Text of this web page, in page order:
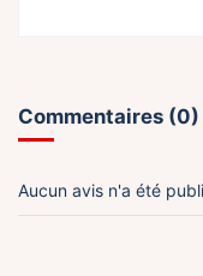
Commentaires (0)
Aucun avis n'a été